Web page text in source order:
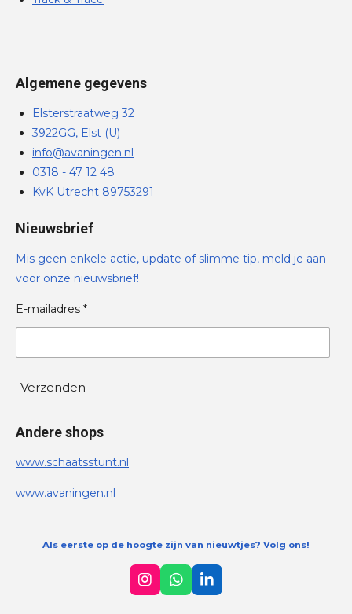
Algemene gegevens
Elsterstraatweg 32
3922GG, Elst (U)
info@avaningen.nl
0318 - 47 12 48
KvK Utrecht 89753291
Nieuwsbrief
Mis geen enkele actie, update of slimme tip, meld je aan
voor onze nieuwsbrief!
E-mailadres *
Verzenden
Andere shops
www.schaatsstunt.nl
www.avaningen.nl
Als eerste op de hoogte zijn van nieuwtjes? Volg ons!
I
n
W
h
L
i